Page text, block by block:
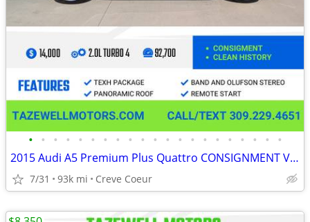
• • • • • • • • • • • • • • • • • • • • •
2015 Audi A5 Premium Plus Quattro CONSIGNMENT VEHICLE
7/31 93k mi Creve Coeur